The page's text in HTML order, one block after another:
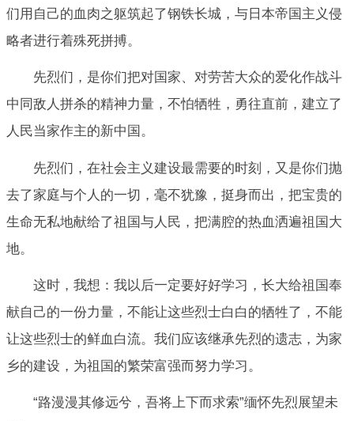
们用自己的血肉之躯筑起了钢铁长城，与日本帝国主义侵
略者进行着殊死拼搏。
先烈们，是你们把对国家、对劳苦大众的爱化作战斗
中同敌人拼杀的精神力量，不怕牺牲，勇往直前，建立了
人民当家作主的新中国。
先烈们，在社会主义建设最需要的时刻，又是你们抛
去了家庭与个人的一切，毫不犹豫，挺身而出，把宝贵的
生命无私地献给了祖国与人民，把满腔的热血洒遍祖国大
地。
这时，我想：我以后一定要好好学习，长大给祖国奉
献自己的一份力量，不能让这些烈士白白的牺牲了，不能
让这些烈士的鲜血白流。我们应该继承先烈的遗志，为家
乡的建设，为祖国的繁荣富强而努力学习。
“路漫漫其修远兮，吾将上下而求索”缅怀先烈展望未